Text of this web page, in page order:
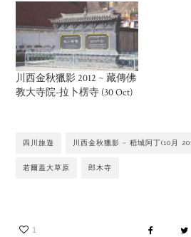
川西金秋獵影 2012 ~ 藏傳佛
教大寺院-拉卜楞寺 (30 Oct)
四川旅遊 川西金秋獵影 ~ 稻城阿丁(10月
若爾蓋大草原 郎木寺
1